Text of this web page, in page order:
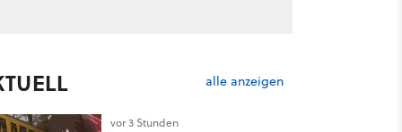
alle anzeigen
vor 3 Stunden